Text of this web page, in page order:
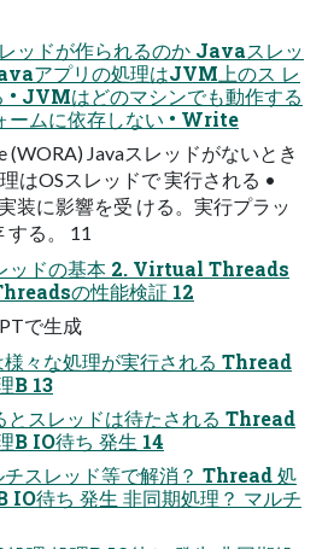
ッドが作られるのか Javaスレッ
アプリの処理はJVM上のス レ
• JVMはどのマシンでも動作する
ームに依存しない • Write
(WORA) Javaスレッドがないとき
はOSスレッドで 実行される •
装に影響を受 ける。実行プラッ
する。 11
ッドの基本 2. Virtual Threads
の性能検証 12
で生成
様々な処理が実行される Thread
B 13
とスレッドは待たされる Thread
B IO待ち 発生 14
スレッド等で解消？ Thread 処
IO待ち 発生 非同期処理？ マルチ